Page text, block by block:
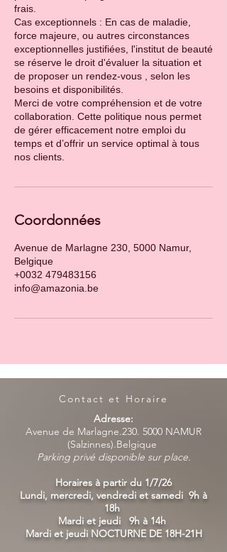
frais.
Cas exceptionnels : En cas de maladie,
force majeure, ou autres circonstances
exceptionnelles justifiées, l'institut de beauté
se réserve le droit d'évaluer la situation et
de proposer un rendez-vous , selon les
besoins et disponibilités.
Merci de votre compréhension et de votre
collaboration. Cette politique nous permet
de gérer efficacement notre emploi du
temps et d’offrir un service optimal à tous
Coordonnées
Avenue de Marlagne 230, 5000 Namur,
Belgique
+0032 479483156
info@amazonia.be
Contact et Horaire
Adresse:
Avenue de Marlagne.230. 5000 NAMUR
(Salzinnes).Belgique
Parking privé disponible sur place.
Horaires à partir du 1/7/26
Lundi, mercredi, vendredi et samedi 9h à
18h
Mardi et jeudi 9h à 14h
Mardi et jeudi NOCTURNE DE 18H-21H